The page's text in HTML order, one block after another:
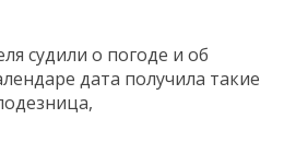
судили о погоде и об
дата получила такие